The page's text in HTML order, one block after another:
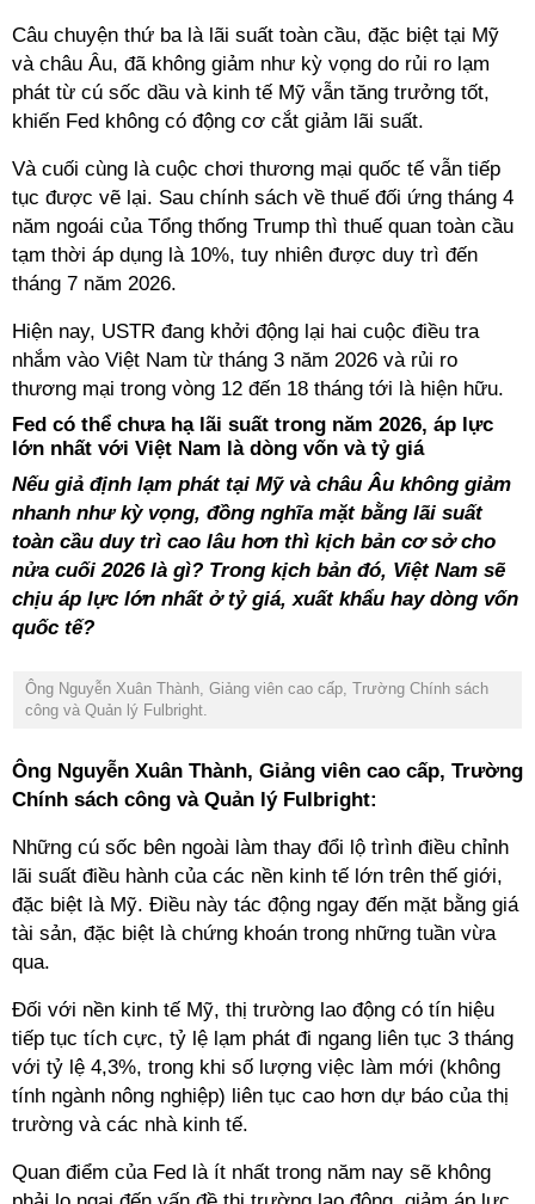
Câu chuyện thứ ba là lãi suất toàn cầu, đặc biệt tại Mỹ
và châu Âu, đã không giảm như kỳ vọng do rủi ro lạm
phát từ cú sốc dầu và kinh tế Mỹ vẫn tăng trưởng tốt,
khiến Fed không có động cơ cắt giảm lãi suất.
Và cuối cùng là cuộc chơi thương mại quốc tế vẫn tiếp
tục được vẽ lại. Sau chính sách về thuế đối ứng tháng 4
năm ngoái của Tổng thống Trump thì thuế quan toàn cầu
tạm thời áp dụng là 10%, tuy nhiên được duy trì đến
tháng 7 năm 2026.
Hiện nay, USTR đang khởi động lại hai cuộc điều tra
nhắm vào Việt Nam từ tháng 3 năm 2026 và rủi ro
thương mại trong vòng 12 đến 18 tháng tới là hiện hữu.
Fed có thể chưa hạ lãi suất trong năm 2026, áp lực
lớn nhất với Việt Nam là dòng vốn và tỷ giá
Nếu giả định lạm phát tại Mỹ và châu Âu không giảm
nhanh như kỳ vọng, đồng nghĩa mặt bằng lãi suất
toàn cầu duy trì cao lâu hơn thì kịch bản cơ sở cho
nửa cuối 2026 là gì? Trong kịch bản đó, Việt Nam sẽ
chịu áp lực lớn nhất ở tỷ giá, xuất khẩu hay dòng vốn
quốc tế?
Ông Nguyễn Xuân Thành, Giảng viên cao cấp, Trường Chính sách
công và Quản lý Fulbright.
Ông Nguyễn Xuân Thành, Giảng viên cao cấp, Trường
Chính sách công và Quản lý Fulbright:
Những cú sốc bên ngoài làm thay đổi lộ trình điều chỉnh
lãi suất điều hành của các nền kinh tế lớn trên thế giới,
đặc biệt là Mỹ. Điều này tác động ngay đến mặt bằng giá
tài sản, đặc biệt là chứng khoán trong những tuần vừa
qua.
Đối với nền kinh tế Mỹ, thị trường lao động có tín hiệu
tiếp tục tích cực, tỷ lệ lạm phát đi ngang liên tục 3 tháng
với tỷ lệ 4,3%, trong khi số lượng việc làm mới (không
tính ngành nông nghiệp) liên tục cao hơn dự báo của thị
trường và các nhà kinh tế.
Quan điểm của Fed là ít nhất trong năm nay sẽ không